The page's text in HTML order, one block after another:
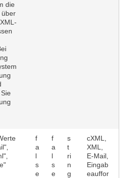
die
über
f
a
l
s
e
f
a
l
s
e
s
t
ri
n
g
cXML,
XML,
E-Mail,
Eingab
eauffor